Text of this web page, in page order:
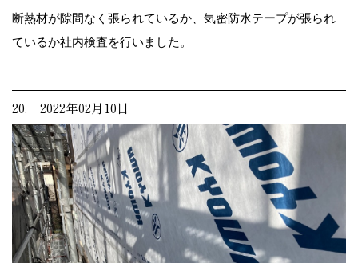
断熱材が隙間なく張られているか、気密防水テープが張られ
ているか社内検査を行いました。
20. 2022年02月10日